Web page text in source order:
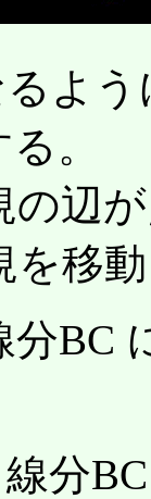
るよ
。
の辺
を移
分BC
分